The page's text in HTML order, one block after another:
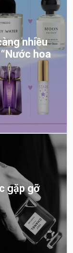
nhiều
hoa
gặp gỡ